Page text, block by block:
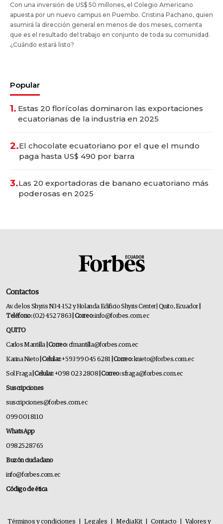
Con una inversión de US$ 50 millones, el Colegio Americano
apuesta por un nuevo campus en Puembo. Cristina Pachano, quien
asumirá la dirección general en menos de dos meses, comenta
que es el resultado del trabajo en conjunto de toda su comunidad.
¿Cuándo estará listo?
Popular
1. Estas 20 florícolas dominaron las exportaciones
ecuatorianas de la industria en 2025
2.El chocolate ecuatoriano por el que el mundo
paga hasta US$ 490 por barra
3.Las 20 exportadoras de banano ecuatoriano más
poderosas en 2025
Contactos
Av. de los Shyris N34-152 y Holanda Edificio Shyris Center | Quito, Ecuador
Teléfono:(02) 452 7863 | Correo:info@forbes.com.ec
QUITO
Carlos Mantilla | Correo:cfmantilla@forbes.com.ec
Karina Nieto | Celular:+593 99 045 6281 | Correo:knieto@forbes.com.ec
Sol Fraga| Celular:+098 023 2808 | Correo:sfraga@forbes.com.ec
Suscripciones
suscripciones@forbes.com.ec
099 001 8110
WhatsApp
0982528765
Buzón ciudadano
info@forbes.com.ec
Código de ética
Términos y condiciones Legales MediaKit Contacto Valores y